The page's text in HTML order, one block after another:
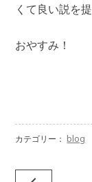
くて良い説を
おやすみ！
カテゴリー： blog
投